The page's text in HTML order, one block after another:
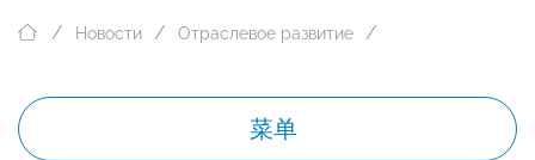
Новости Отраслевое развитие
菜单